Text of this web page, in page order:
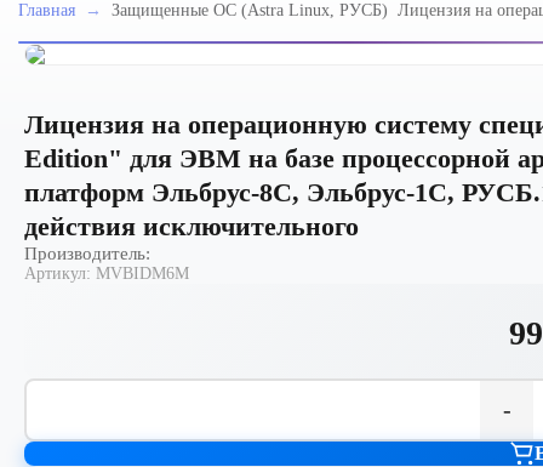
Главная → Защищенные ОС (Astra Linux, РУСБ) Лицензия на
Edition" для ЭВМ
исключительного
Лицензия на операционную систему
Edition" для ЭВМ на базе процессорной
платформ Эльбрус-8С, Эльбрус-1С,
действия исключительного
Производитель:
Артикул: MVBIDM6M
-